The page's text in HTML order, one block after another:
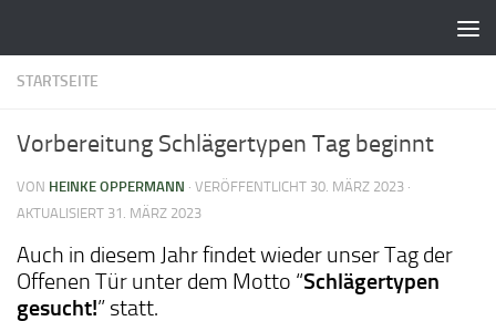
STARTSEITE
Vorbereitung Schlägertypen Tag beginnt
VON HEINKE OPPERMANN · VERÖFFENTLICHT 30. MÄRZ 2023 ·
AKTUALISIERT 31. MÄRZ 2023
Auch in diesem Jahr findet wieder unser Tag der
Offenen Tür unter dem Motto “Schlägertypen
gesucht!” statt.